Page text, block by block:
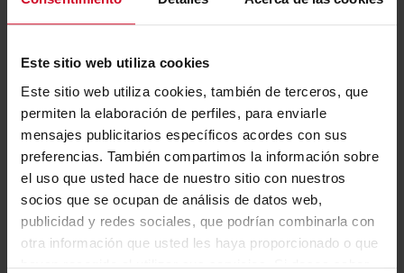
Este sitio web utiliza cookies
Este sitio web utiliza cookies, también de terceros, que
permiten la elaboración de perfiles, para enviarle
mensajes publicitarios específicos acordes con sus
preferencias. También compartimos la información sobre
el uso que usted hace de nuestro sitio con nuestros
socios que se ocupan de análisis de datos web,
publicidad y redes sociales, que podrían combinarla con
otra información que usted les haya proporcionado o que
hayan recogido al utilizar sus servicios. Si desea saber
equipo de trabajo Ducati, en las puertas de las
autocaravanas y en las luces de los paddock suministradas
Lucifero’s .
Ahora, solo tenemos que animar a Ducati Corse y a sus
pilotos con la esperanza de que el título mundial «vuelva a
casa» después de doce años.